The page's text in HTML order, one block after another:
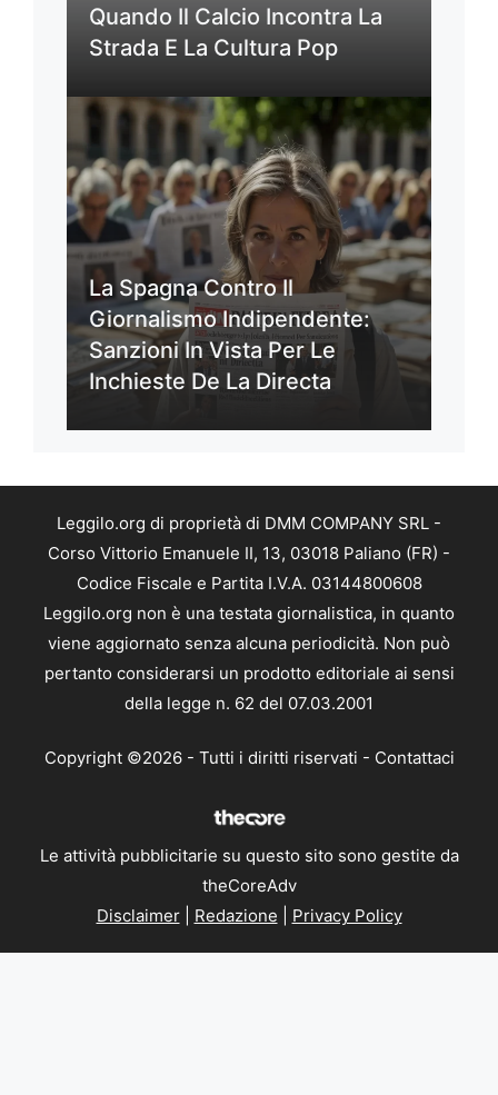
Quando Il Calcio Incontra La
Strada E La Cultura Pop
La Spagna Contro Il
Giornalismo Indipendente:
Sanzioni In Vista Per Le
Inchieste De La Directa
Leggilo.org di proprietà di DMM COMPANY SRL -
Corso Vittorio Emanuele II, 13, 03018 Paliano (FR) -
Codice Fiscale e Partita I.V.A. 03144800608
Leggilo.org non è una testata giornalistica, in quanto
viene aggiornato senza alcuna periodicità. Non può
pertanto considerarsi un prodotto editoriale ai sensi
della legge n. 62 del 07.03.2001
Copyright ©2026 - Tutti i diritti riservati - Contattaci
Le attività pubblicitarie su questo sito sono gestite da
theCoreAdv
Disclaimer| Redazione Privacy Policy